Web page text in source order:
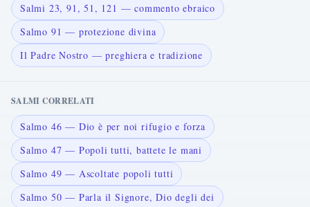
Salmi 23, 91, 51, 121 — commento ebraico
Salmo 91 — protezione divina
Il Padre Nostro — preghiera e tradizione
SALMI CORRELATI
Salmo 46 — Dio è per noi rifugio e forza
Salmo 47 — Popoli tutti, battete le mani
Salmo 49 — Ascoltate popoli tutti
Salmo 50 — Parla il Signore, Dio degli dei